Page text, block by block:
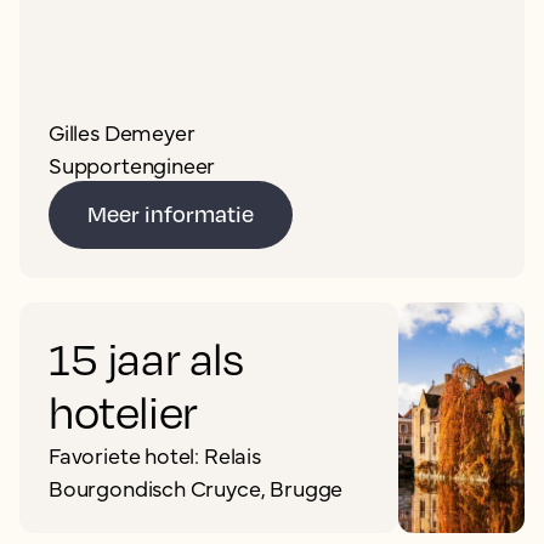
Gilles Demeyer
Supportengineer
Meer informatie
15 jaar als
hotelier
Favoriete hotel: Relais
Bourgondisch Cruyce, Brugge